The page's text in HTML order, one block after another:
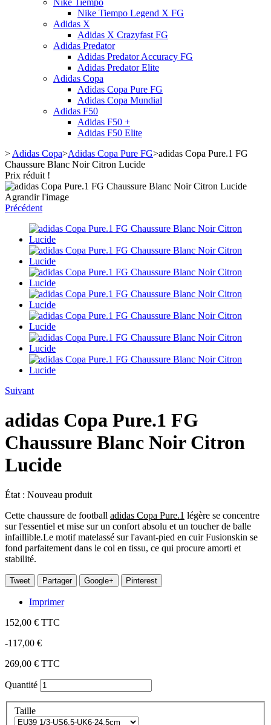
Nike Tiempo
Nike Tiempo Legend X FG
Adidas X
Adidas X Crazyfast FG
Adidas Predator
Adidas Predator Accuracy FG
Adidas Predator Elite
Adidas Copa
Adidas Copa Pure FG
Adidas Copa Mundial
Adidas F50
Adidas F50 +
Adidas F50 Elite
> Adidas Copa>Adidas Copa Pure FG>adidas Copa Pure.1 FG
Chaussure Blanc Noir Citron Lucide
Prix réduit !
Agrandir l'image
Précédent
Suivant
adidas Copa Pure.1 FG
Chaussure Blanc Noir Citron
Lucide
État : Nouveau produit
Cette chaussure de football adidas Copa Pure.1 légère se concentre
sur l'essentiel et mise sur un confort absolu et un toucher de balle
infaillible.Le motif matelassé sur l'avant-pied en cuir Fusionskin se
fond parfaitement dans le col en tissu, ce qui procure amorti et
stabilité.
Tweet Partager Google+ Pinterest
Imprimer
152,00 € TTC
-117,00 €
269,00 € TTC
Quantité
Taille